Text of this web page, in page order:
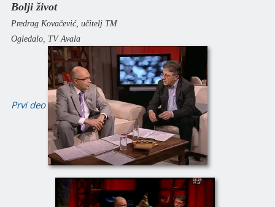
Bolji život
Predrag Kovačević, učitelj TM
Ogledalo, TV Avala
Prvi deo